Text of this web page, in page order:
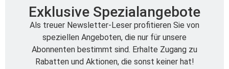
Exklusive Spezialangebote
Als treuer Newsletter-Leser profitieren Sie von
speziellen Angeboten, die nur für unsere
Abonnenten bestimmt sind. Erhalte Zugang zu
Rabatten und Aktionen, die sonst keiner hat!